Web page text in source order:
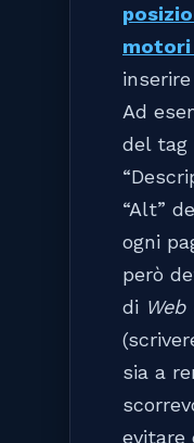
motori
Ad
del tag
“Alt”
ogni
però
di
sia a
evitare